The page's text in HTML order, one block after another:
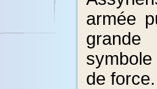
armée
de force.